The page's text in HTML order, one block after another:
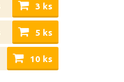
3 ks
5 ks
10 ks